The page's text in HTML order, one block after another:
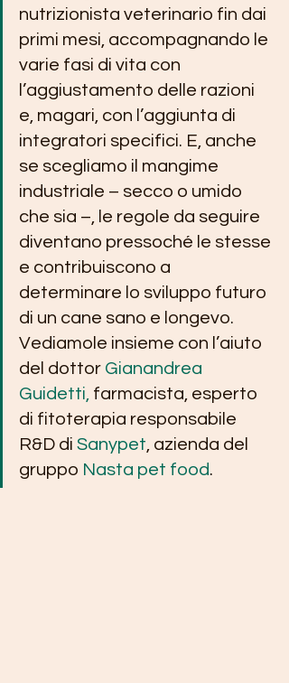
nutrizionista veterinario fin dai
primi mesi, accompagnando le
varie fasi di vita con
l’aggiustamento delle razioni
e, magari, con l’aggiunta di
integratori specifici. E, anche
se scegliamo il mangime
industriale – secco o umido
che sia –, le regole da seguire
diventano pressoché le stesse
e contribuiscono a
determinare lo sviluppo futuro
di un cane sano e longevo.
Vediamole insieme con l’aiuto
del dottor Gianandrea
Guidetti, farmacista, esperto
di fitoterapia responsabile
R&D di Sanypet, azienda del
gruppo Nasta pet food.